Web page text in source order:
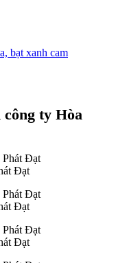
bạt xanh cam
ty Hòa
Đạt
Đạt
Đạt